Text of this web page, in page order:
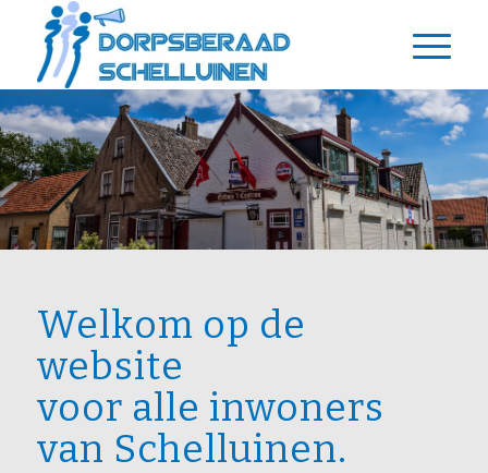
Welkom op de
website
voor alle inwoners
van Schelluinen.